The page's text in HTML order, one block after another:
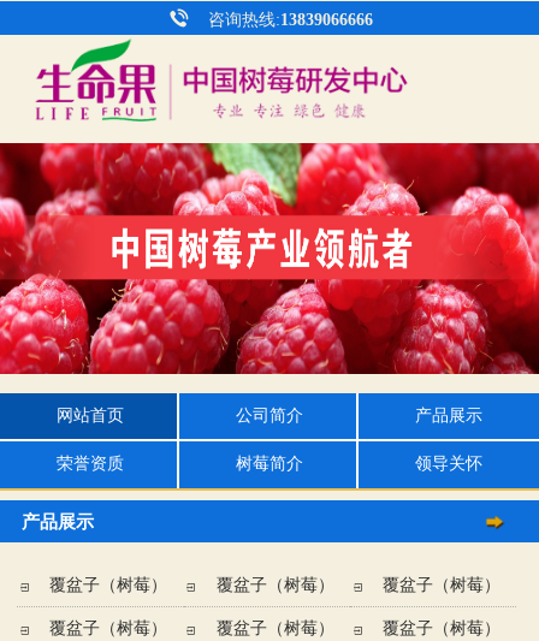
咨询热线:13839066666
网站首页 公司简介 产品展示
荣誉资质 树莓简介 领导关怀
产品展示
覆盆子（树莓）
果汁
覆盆子（树莓）
冻干果
覆盆子（树莓）
酒
覆盆子（树莓） 覆盆子（树莓） 覆盆子（树莓）